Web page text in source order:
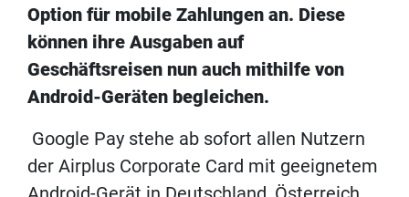
Option für mobile Zahlungen an. Diese
können ihre Ausgaben auf
Geschäftsreisen nun auch mithilfe von
Android-Geräten begleichen.
Google Pay stehe ab sofort allen Nutzern
der Airplus Corporate Card mit geeignetem